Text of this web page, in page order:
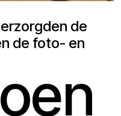
de
de foto- en